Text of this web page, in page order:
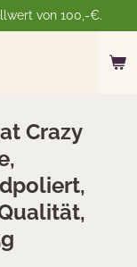
von 100,-€.
Crazy